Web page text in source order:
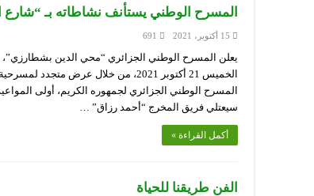
المسرح الوطني يستأنف نشاطاته بـ “شارع
15 أكتوبر، 2021 691
يعلن المسرح الوطني الجزائري “محي الدين بشطارزي”،
الخميس 21 أكتوبر 2021، من خلال عرض
المسرح الوطني الجزائري لجمهوره الكريم، أولى
سيعتلي فريق المخرج “أحمد رزاق” …
أكمل القراءة »
الفن طريقنا للحياة